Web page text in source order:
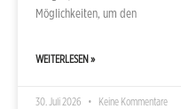
Möglichkeiten, um den
WEITERLESEN »
30. Juli 2026 Keine Kommentare